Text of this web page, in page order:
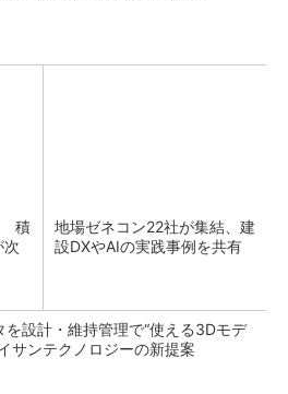
積
次
地場ゼネコン22社が集結、建
設DXやAIの実践事例を共有
を設計・維持管理で“使える3Dモデ
サンテクノロジーの新提案